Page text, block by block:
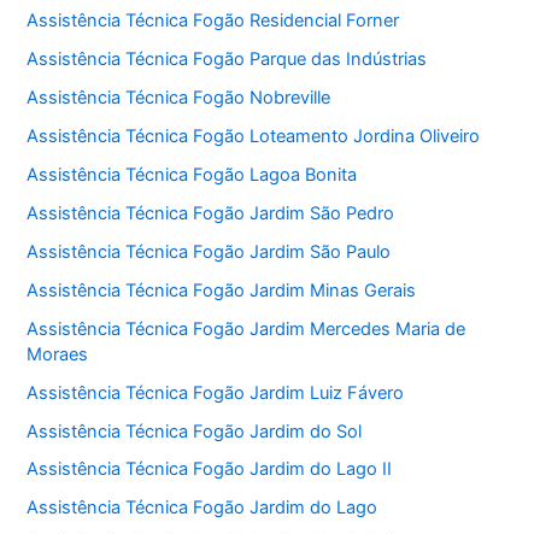
Assistência Técnica Fogão Residencial Forner
Assistência Técnica Fogão Parque das Indústrias
Assistência Técnica Fogão Nobreville
Assistência Técnica Fogão Loteamento Jordina Oliveiro
Assistência Técnica Fogão Lagoa Bonita
Assistência Técnica Fogão Jardim São Pedro
Assistência Técnica Fogão Jardim São Paulo
Assistência Técnica Fogão Jardim Minas Gerais
Assistência Técnica Fogão Jardim Mercedes Maria de
Moraes
Assistência Técnica Fogão Jardim Luiz Fávero
Assistência Técnica Fogão Jardim do Sol
Assistência Técnica Fogão Jardim do Lago II
Assistência Técnica Fogão Jardim do Lago